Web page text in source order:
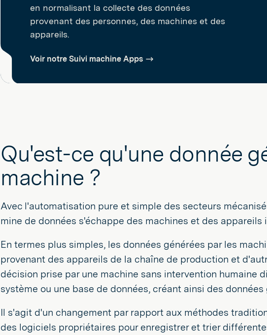
en normalisant la collecte des données
provenant des personnes, des machines et des
appareils.
Voir notre Suivi machine Apps
Qu'est-ce qu'une donnée
machine ?
Avec l'automatisation pure et simple des secteurs
mine de données s'échappe des machines et des appareils
En termes plus simples, les données générées par les
provenant des appareils de la chaîne de production et
décision prise par une machine sans intervention humaine
système ou une base de données, créant ainsi des
Il s'agit d'un changement par rapport aux méthodes
des logiciels propriétaires pour enregistrer et trier